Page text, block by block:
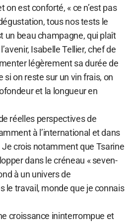
on est conforté, « ce n’est pas
tous nos tests le
un beau champagne, qui plaît
Isabelle Tellier, chef de
légèrement sa durée de
on reste sur un vin frais, on
et la longueur en
réelles perspectives de
à l’international et dans
Je crois notamment que Tsarine
dans le créneau « seven-
à un univers de
le travail, monde que je connais
croissance ininterrompue et